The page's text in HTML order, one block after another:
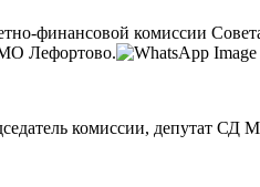
финансовой комиссии
МО Лефортово.
комиссии, депутат СД